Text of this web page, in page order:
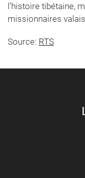
l’histoire tibétaine,
missionnaires
Source: RTS